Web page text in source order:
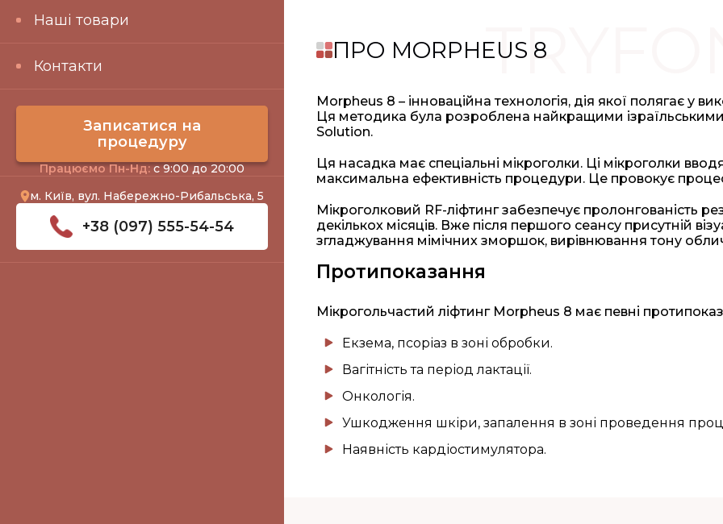
Наші товари
Контакти
Записатися на
процедуру
Працюємо Пн-Нд:с 9:00 до 20:00
м. Київ, вул. Набережно-Рибальська, 5
+38 (097) 555-54-54
ПРО MORPHEUS 8
Morpheus 8 – інноваційна технологія, дія якої полягає у
Ця методика була розроблена найкращими
Solution.
Ця насадка має спеціальні мікроголки. Ці мікроголки
максимальна ефективність процедури. Це провокує
Мікроголковий RF-ліфтинг забезпечує пролонгованість
декількох місяців. Вже після першого сеансу присутній
згладжування мімічних зморшок, вирівнювання тону
Протипоказання
Мікрогольчастий ліфтинг Morpheus 8 має певні
Екзема, псоріаз в зоні обробки.
Вагітність та період лактації.
Онкологія.
Ушкодження шкіри, запалення в зоні проведення
Наявність кардіостимулятора.